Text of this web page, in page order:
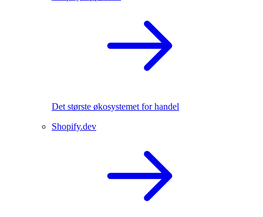
Det største økosystemet for handel
Shopify.dev